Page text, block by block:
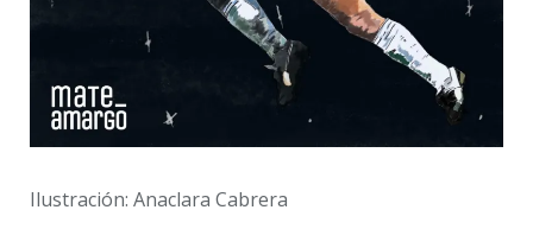
Ilustración: Anaclara Cabrera